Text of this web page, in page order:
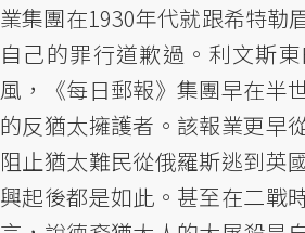
業集團在1930年代就跟希特勒
自己的罪行道歉過。利文斯
風，《每日郵報》集團早在半
的反猶太擁護者。該報業更早
阻止猶太難民從俄羅斯逃到英
興起後都是如此。甚至在二戰